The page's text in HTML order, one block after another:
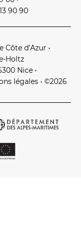
à l’unité
90 90
Côte d’Azur •
Nice •
légales• ©2026